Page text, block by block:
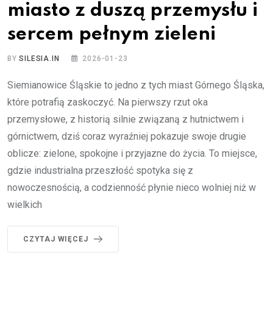
miasto z duszą przemysłu i
sercem pełnym zieleni
BYSILESIA.IN 2026-01-23
Siemianowice Śląskie to jedno z tych miast Górnego Śląska,
które potrafią zaskoczyć. Na pierwszy rzut oka
przemysłowe, z historią silnie związaną z hutnictwem i
górnictwem, dziś coraz wyraźniej pokazuje swoje drugie
oblicze: zielone, spokojne i przyjazne do życia. To miejsce,
gdzie industrialna przeszłość spotyka się z
nowoczesnością, a codzienność płynie nieco wolniej niż w
wielkich
CZYTAJ WIĘCEJ